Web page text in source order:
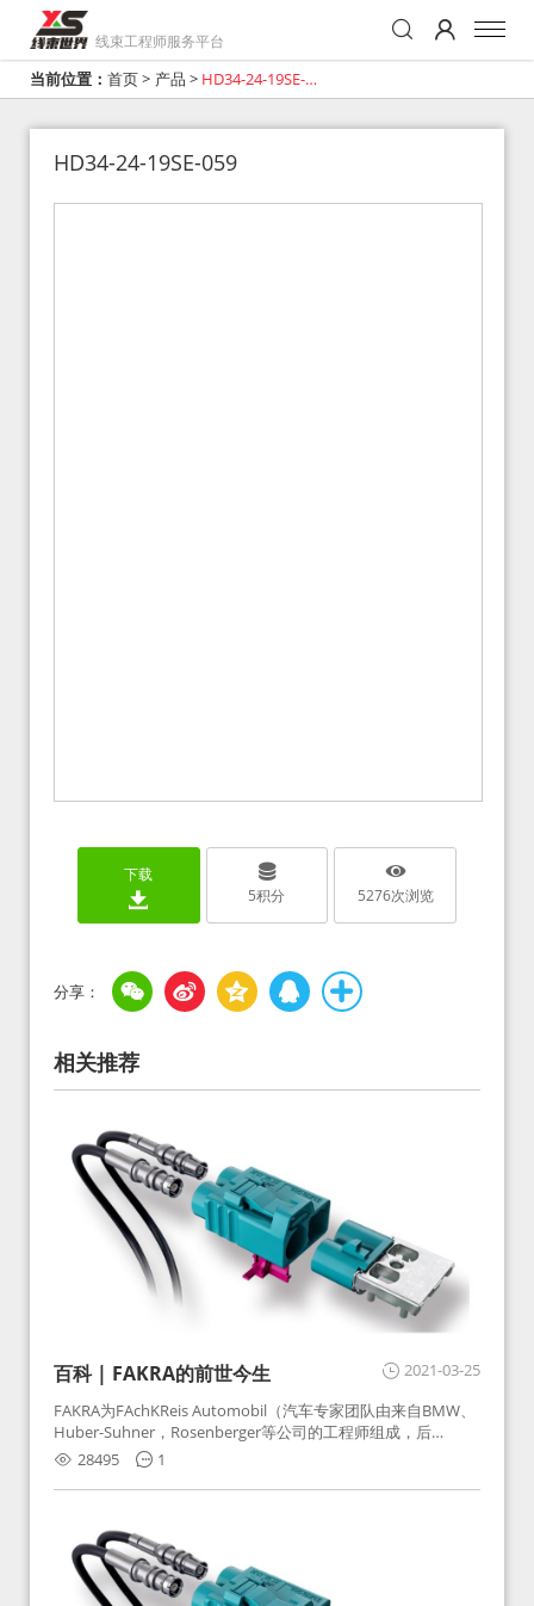
线束工程师服务平台
当前位置： 首页> 产品 > HD34-24-19SE-
HD34-24-19SE-059
下载
5积分 5276次浏览
相关推荐
2021-03-25
百科 | FAKRA的前世今生
FAKRA为FAchKReis Automobil（汽车专家团队由来自BMW、
Huber-Suhner，Rosenberger等公司的工程师组成，后
Huber-Suhner相关连接器业务及技术在2010年并入
Rosenberger）缩写。起初为BMW需求用于车载收音机天线连
接，如今FAKRA已成为汽车行业通用标准的射频连接器，被业
28495 1